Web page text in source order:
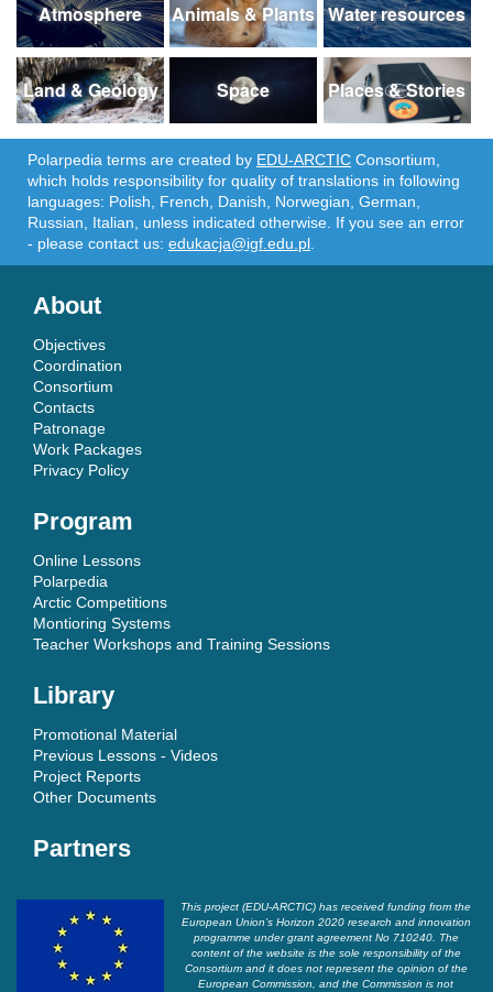
Atmosphere Animals & Plants Water resources
Land & Geology Space Places & Stories
Polarpedia terms are created by EDU-ARCTIC Consortium,
which holds responsibility for quality of translations in following
languages: Polish, French, Danish, Norwegian, German,
Russian, Italian, unless indicated otherwise. If you see an error
- please contact us: edukacja@igf.edu.pl.
About
Objectives
Coordination
Consortium
Contacts
Patronage
Work Packages
Privacy Policy
Program
Online Lessons
Polarpedia
Arctic Competitions
Montioring Systems
Teacher Workshops and Training Sessions
Library
Promotional Material
Previous Lessons - Videos
Project Reports
Other Documents
Partners
This project (EDU-ARCTIC) has received funding from the
European Union’s Horizon 2020 research and innovation
programme under grant agreement No 710240. The
content of the website is the sole responsibility of the
Consortium and it does not represent the opinion of the
European Commission, and the Commission is not